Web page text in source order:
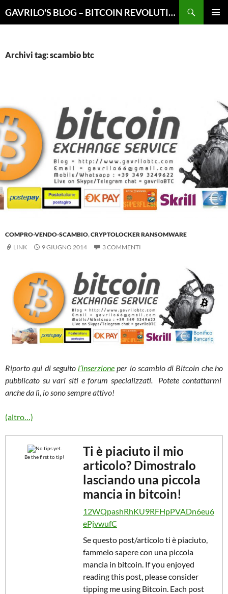
GAVRILO'S BLOG – BITCOIN REVOLUTION
Archivi tag: scambio btc
COMPRO-VENDO-SCAMBIO,CRYPTOLOCKER RANSOMWARE
LINK
9 GIUGNO 2014 3 COMMENTI
Riporto qui di seguito l’inserzione per lo scambio di Bitcoin che ho
pubblicato su vari siti e forum specializzati. Potete contattarmi
anche da lì, io sono sempre attivo!
(altro…)
No tips yet.
Be the first to tip!
Ti è piaciuto il mio
articolo? Dimostralo
lasciando una piccola
mancia in bitcoin!
12WQpashRhKU9RFHpPVADn6eu6
ePjvwufC
Se questo post/articolo ti è piaciuto,
fammelo sapere con una piccola
mancia in bitcoin. If you enjoyed
reading this post, please consider
tipping me using Bitcoin. Each post